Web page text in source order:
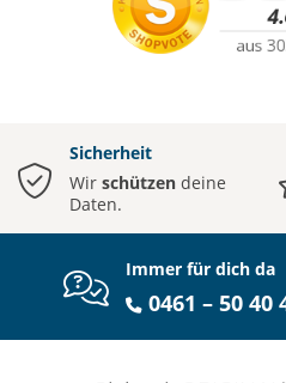
Sicherheit
Wir schützen deine
Daten.
Immer für dich da
0461 – 50 40